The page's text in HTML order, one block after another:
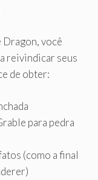
Dragon, você
reivindicar seus
de obter:
para pedra
(como a final